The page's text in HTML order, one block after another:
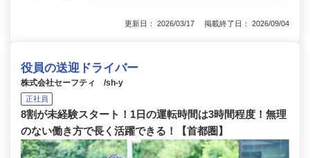
更新日： 2026/03/17 掲載終了日： 2026/09/04
役員の送迎ドライバー
株式会社セーフティ /sh-y
正社員
8割が未経験スタート！1日の運転時間は3時間程度！無理
のない働き方で長く活躍できる！【首都圏】